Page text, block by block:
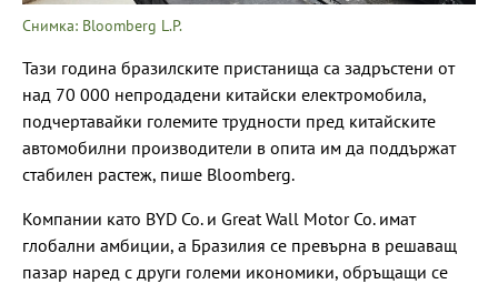
Снимка: Bloomberg L.P.
Тази година бразилските пристанища са задръстени от
над 70 000 непродадени китайски електромобила,
подчертавайки големите трудности пред китайските
автомобилни производители в опита им да поддържат
стабилен растеж, пише Bloomberg.
Компании като BYD Co. и Great Wall Motor Co. имат
глобални амбиции, а Бразилия се превърна в решаващ
пазар наред с други големи икономики, обръщащи се